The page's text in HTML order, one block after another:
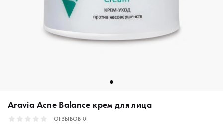
Aravia Acne Balance крем для лица
ОТЗЫВОВ 0